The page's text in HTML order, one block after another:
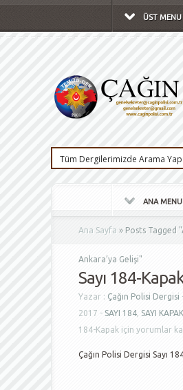
ÜST MENU
ANA MENU
Ana Sayfa » Posts Tagged "
Ankara’ya Gelişi"
Sayı 184-
Yazar : Çağın Polisi Dergisi
2017 - SAYI 184, SAYI
184-Kapak için yorumlar
Çağın Polisi Dergisi Sayı